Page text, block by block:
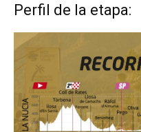
Perfil de la etapa: